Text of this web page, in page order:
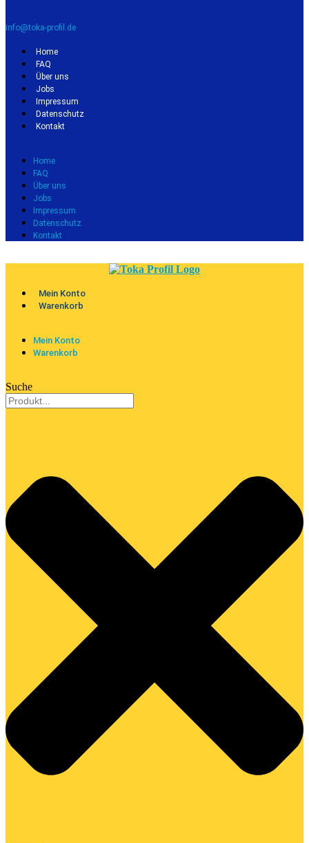
info@toka-profil.de
Home
FAQ
Über uns
Jobs
Impressum
Datenschutz
Kontakt
Home
FAQ
Über uns
Jobs
Impressum
Datenschutz
Kontakt
Mein Konto
Warenkorb
Mein Konto
Warenkorb
Suche